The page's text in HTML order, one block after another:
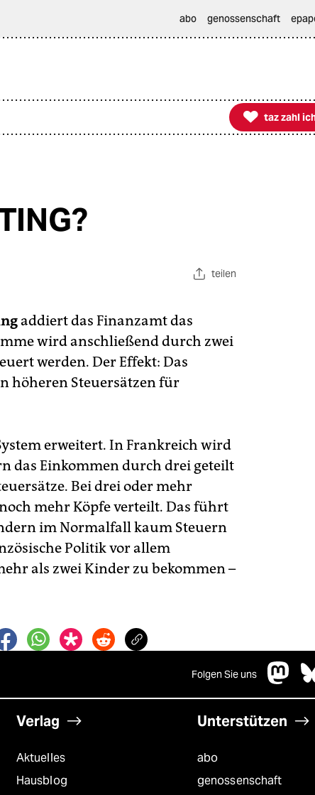
abo genossenschaft

taz zahl ich
taz zahl
teilen
addiert das Finanzamt das
wird anschließend durch zwei
werden. Der Effekt: Das
höheren Steuersätzen für
erweitert. In Frankreich wird
das Einkommen durch drei geteilt
Bei drei oder mehr
mehr Köpfe verteilt. Das führt
im Normalfall kaum Steuern
Politik vor allem
als zwei Kinder zu bekommen –
Folgen Sie uns
Verlag
Aktuelles
Hausblog
Unterstützen
abo
genossenschaft